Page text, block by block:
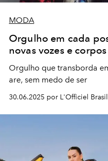
MODA
Orgulho em cada
novas vozes e corpos
Orgulho que transborda
are, sem medo de ser
30.06.2025 por L'Officiel Brasil